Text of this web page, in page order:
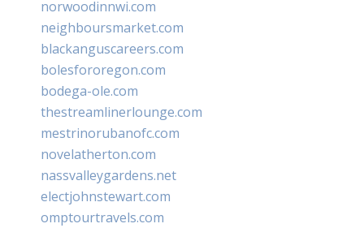
norwoodinnwi.com
neighboursmarket.com
blackanguscareers.com
bolesfororegon.com
bodega-ole.com
thestreamlinerlounge.com
mestrinorubanofc.com
novelatherton.com
nassvalleygardens.net
electjohnstewart.com
omptourtravels.com